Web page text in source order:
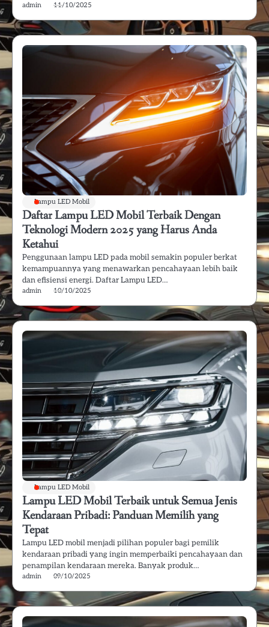
admin 11/10/2025
Lampu LED Mobil
Daftar Lampu LED Mobil Terbaik Dengan
Teknologi Modern 2025 yang Harus Anda
Ketahui
Penggunaan lampu LED pada mobil semakin populer berkat
kemampuannya yang menawarkan pencahayaan lebih baik
dan efisiensi energi. Daftar Lampu LED…
admin 10/10/2025
Lampu LED Mobil
Lampu LED Mobil Terbaik untuk Semua Jenis
Kendaraan Pribadi: Panduan Memilih yang
Tepat
Lampu LED mobil menjadi pilihan populer bagi pemilik
kendaraan pribadi yang ingin memperbaiki pencahayaan dan
penampilan kendaraan mereka. Banyak produk…
admin 09/10/2025